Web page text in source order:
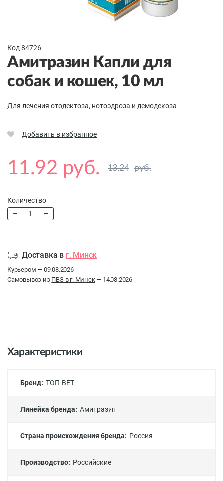
Код 84726
Амитразин Капли для
собак и кошек, 10 мл
Для лечения отодектоза, нотоэдроза и демодекоза
Добавить в избранное
11.92 руб. 13.24 руб.
Количество
Доставка в г. Минск
Курьером — 09.08.2026
Самовывоз из ПВЗ в г. Минск— 14.08.2026
Характеристики
Бренд: ТОП-ВЕТ
Линейка бренда: Амитразин
Страна происхождения бренда: Россия
Производство: Российские